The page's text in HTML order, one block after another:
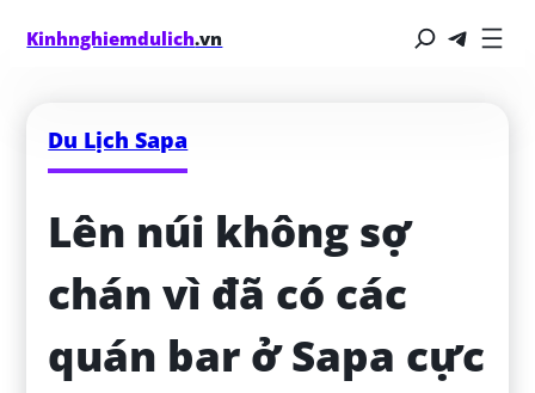
Kinhnghiemdulich.vn
Du Lịch Sapa
Lên núi không sợ
chán vì đã có các
quán bar ở Sapa cực